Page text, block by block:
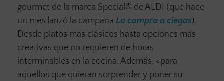
gourmet de la marca Special® de ALDI (que hace
un mes lanzó la campaña La compra a ciegas).
Desde platos más clásicos hasta opciones más
creativas que no requieren de horas
interminables en la cocina. Además, «para
aquellos que quieran sorprender y poner su